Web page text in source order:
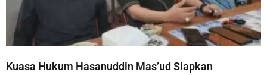
Kuasa Hukum Hasanuddin Mas’ud Siapkan